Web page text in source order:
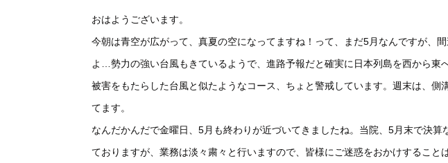
おはようございます。
今朝は青空が広がって、真夏の空になってますね！って、まだ5月なんですが、
よ…勢力の強い台風もきているようで、進路予報だと確実に日本列島を西から東
被害をもたらした台風と似たようなコース、ちょと警戒しています。週末は、側
てます。
なんだかんだで金曜日、5月も終わりが近づいてきましたね。当院、5月末で決算
ておりますが、業務は淡々粛々と行いますので、皆様にご迷惑をおかけすること